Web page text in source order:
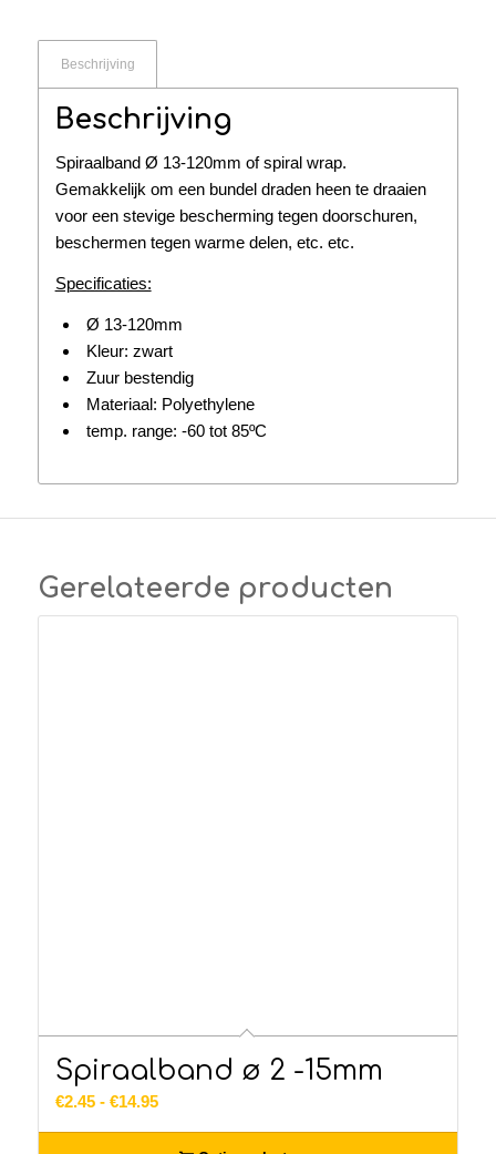
Beschrijving
Beschrijving
Spiraalband Ø 13-120mm of spiral wrap.
Gemakkelijk om een bundel draden heen te draaien
voor een stevige bescherming tegen doorschuren,
beschermen tegen warme delen, etc. etc.
Specificaties:
Ø 13-120mm
Kleur: zwart
Zuur bestendig
Materiaal: Polyethylene
temp. range: -60 tot 85ºC
Gerelateerde producten
Spiraalband ø 2 -15mm
€2.45 - €14.95Prijsklasse: